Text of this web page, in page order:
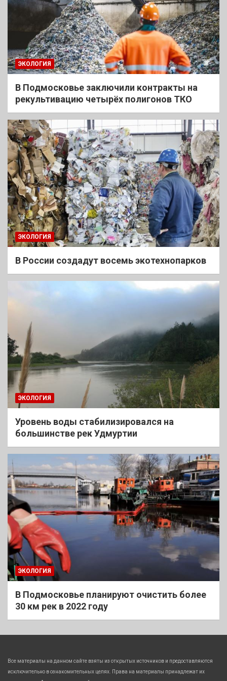
ЭКОЛОГИЯ
В Подмосковье заключили контракты на
рекультивацию четырёх полигонов ТКО
ЭКОЛОГИЯ
В России создадут восемь экотехнопарков
ЭКОЛОГИЯ
Уровень воды стабилизировался на
большинстве рек Удмуртии
ЭКОЛОГИЯ
В Подмосковье планируют очистить более
30 км рек в 2022 году
Все материалы на данном сайте взяты из открытых источников и предоставляются
исключительно в ознакомительных целях. Права на материалы принадлежат их